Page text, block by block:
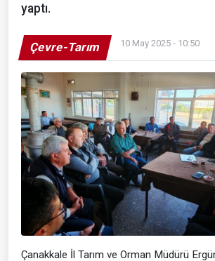
yaptı.
Çevre-Tarım 10 May 2025 - 10:50
Çanakkale İl Tarım ve Orman Müdürü